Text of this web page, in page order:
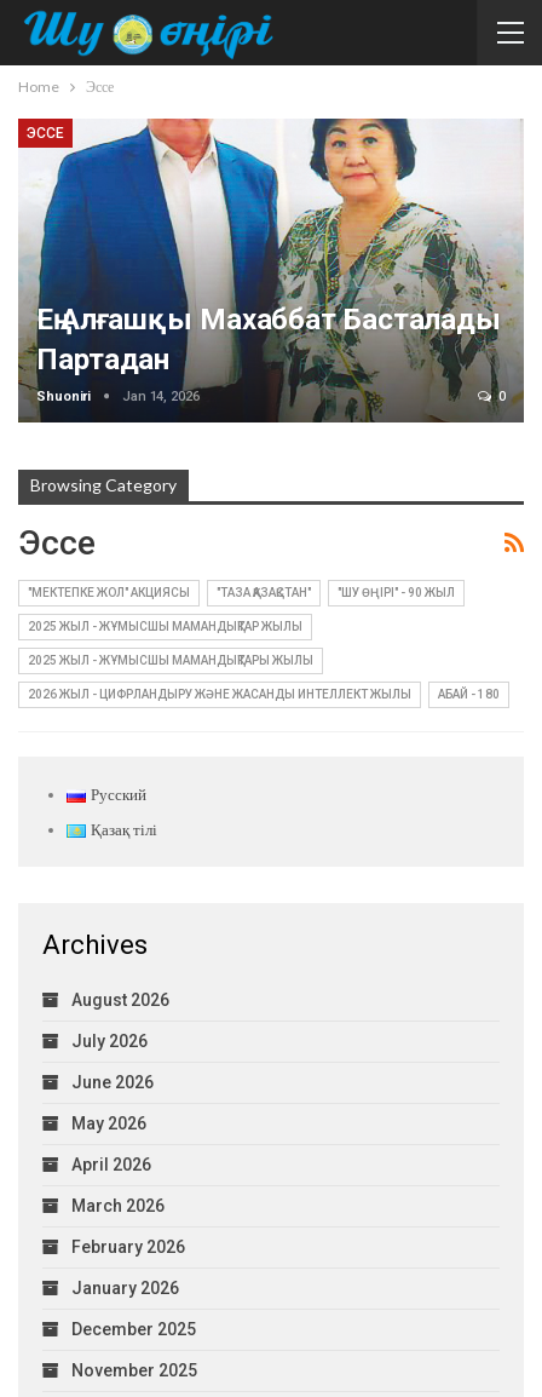
Home Эссе
ЭССЕ
Ең Алғашқы Махаббат Басталады
Партадан
Shuoniri Jan 14, 2026 0
Browsing Category
Эссе
"МЕКТЕПКЕ ЖОЛ" АКЦИЯСЫ "ТАЗА ҚАЗАҚСТАН" "ШУ ӨҢІРІ" - 90 ЖЫЛ
2025 ЖЫЛ - ЖҰМЫСШЫ МАМАНДЫҚТАР ЖЫЛЫ
2025 ЖЫЛ - ЖҰМЫСШЫ МАМАНДЫҚТАРЫ ЖЫЛЫ
2026 ЖЫЛ - ЦИФРЛАНДЫРУ ЖӘНЕ ЖАСАНДЫ ИНТЕЛЛЕКТ ЖЫЛЫ АБАЙ - 180
Русский
Қазақ тілі
Archives
August 2026
July 2026
June 2026
May 2026
April 2026
March 2026
February 2026
January 2026
December 2025
November 2025